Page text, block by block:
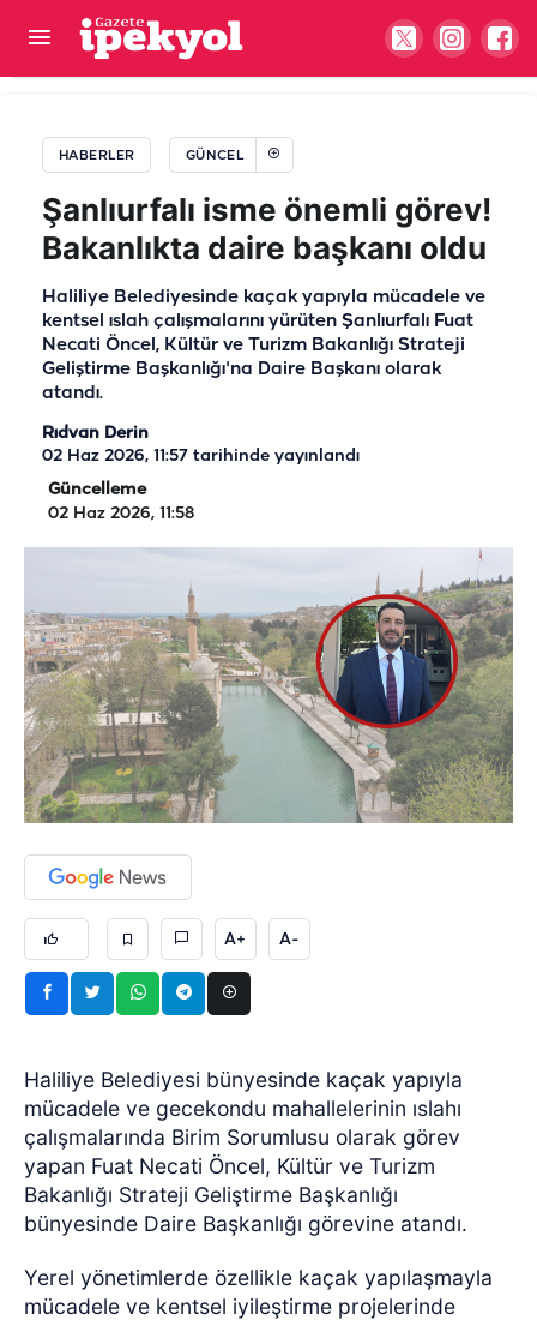
HABERLER GÜNCEL
Şanlıurfalı isme önemli görev!
Bakanlıkta daire başkanı oldu
Haliliye Belediyesinde kaçak yapıyla mücadele ve
kentsel ıslah çalışmalarını yürüten Şanlıurfalı Fuat
Necati Öncel, Kültür ve Turizm Bakanlığı Strateji
Geliştirme Başkanlığı'na Daire Başkanı olarak
atandı.
Rıdvan Derin
02 Haz 2026, 11:57 tarihinde yayınlandı
Güncelleme
02 Haz 2026, 11:58
A+ A-
Haliliye Belediyesi bünyesinde kaçak yapıyla
mücadele ve gecekondu mahallelerinin ıslahı
çalışmalarında Birim Sorumlusu olarak görev
yapan Fuat Necati Öncel, Kültür ve Turizm
Bakanlığı Strateji Geliştirme Başkanlığı
bünyesinde Daire Başkanlığı görevine atandı.
Yerel yönetimlerde özellikle kaçak yapılaşmayla
mücadele ve kentsel iyileştirme projelerinde
Şanlıurfalı mevsimlik işçiden acı haber: Ekmek